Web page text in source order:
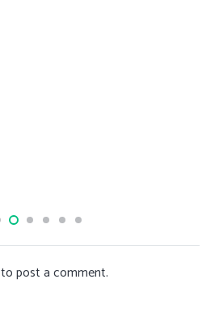
to post a comment.